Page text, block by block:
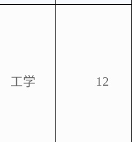
工学 12